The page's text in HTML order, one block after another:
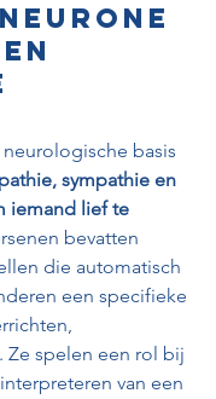
basis
sympathie en
iemand lief te
bevatten
die automatisch
een specifieke
spelen een rol bij
van een